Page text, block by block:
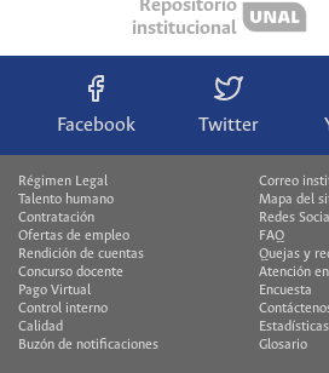
Repositorio
institucional
Facebook Twitter
Régimen Legal
Talento humano
Contratación
Ofertas de empleo
Rendición de cuentas
Concurso docente
Pago Virtual
Control interno
Calidad
Buzón de notificaciones
Correo
Mapa del
Redes
FAQ
Quejas y
Atención
Encuesta
Estadísticas
Glosario